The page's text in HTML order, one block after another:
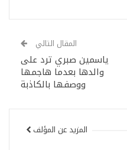
المقال التالي
ياسمين صبري ترد على
والدها بعدما هاجمها
ووصفها بالكاذبة
المزيد عن المؤلف